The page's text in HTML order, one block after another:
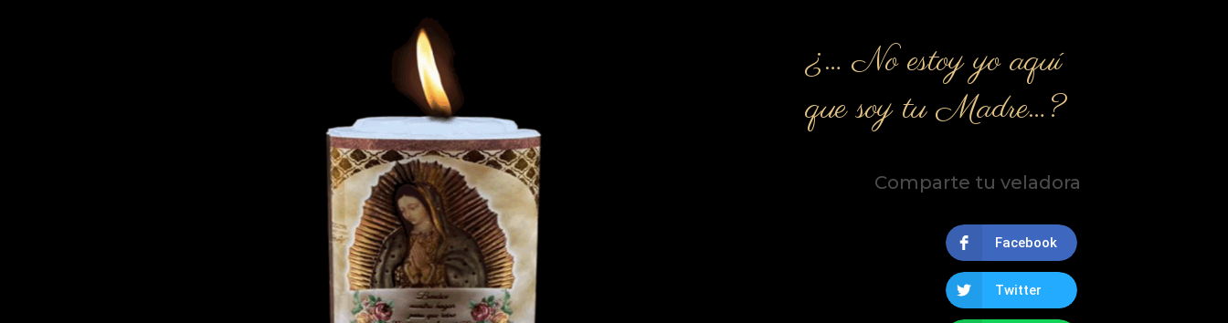
¿… No estoy yo aquí
que soy tu Madre…?
Comparte tu veladora
Facebook
Twitter